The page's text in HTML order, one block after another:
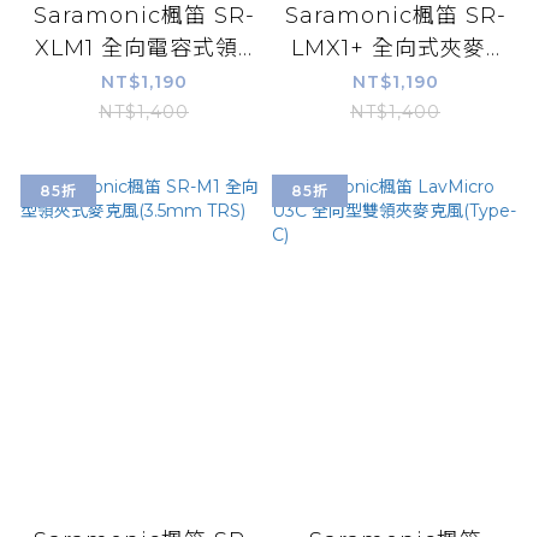
Saramonic楓笛 SR-
XLM1 全向電容式領...
NT$1,190
NT$1,400
Saramonic楓笛 SR-
LMX1+ 全向式夾麥...
NT$1,190
NT$1,400
85折 85折